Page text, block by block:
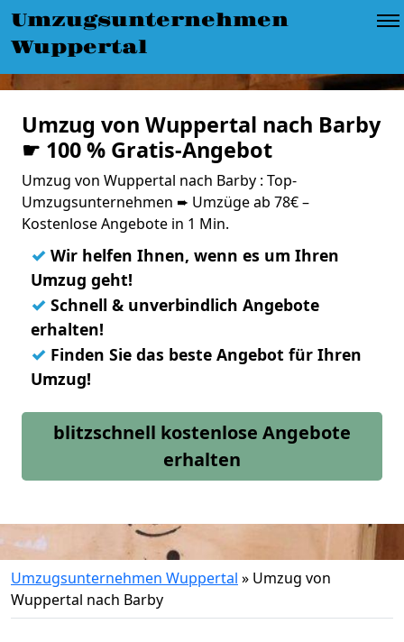
Umzugsunternehmen
Wuppertal
Umzug von Wuppertal nach Barby
☛ 100 % Gratis-Angebot
Umzug von Wuppertal nach Barby : Top-
Umzugsunternehmen ➨ Umzüge ab 78€ –
Kostenlose Angebote in 1 Min.
✓ Wir helfen Ihnen, wenn es um Ihren
Umzug geht!
✓ Schnell & unverbindlich Angebote
erhalten!
✓ Finden Sie das beste Angebot für Ihren
Umzug!
blitzschnell kostenlose Angebote
erhalten
Umzugsunternehmen Wuppertal » Umzug von
Wuppertal nach Barby